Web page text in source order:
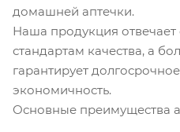
домашней аптечки.
Наша продукция
стандартам качества, а
гарантирует
экономичность.
Основные преимущества